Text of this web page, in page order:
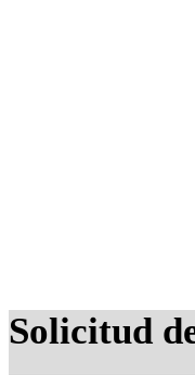
Solicitud